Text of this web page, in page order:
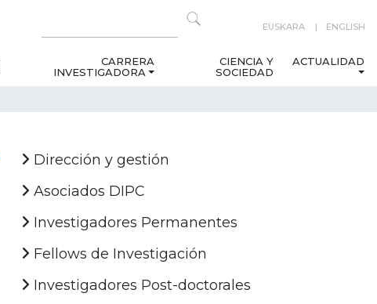
EUSKARA ENGLISH
CARRERA
INVESTIGADORA
CIENCIA Y
SOCIEDAD
ACTUALIDAD
Dirección y gestión
Asociados DIPC
Investigadores Permanentes
Fellows de Investigación
Investigadores Post-doctorales